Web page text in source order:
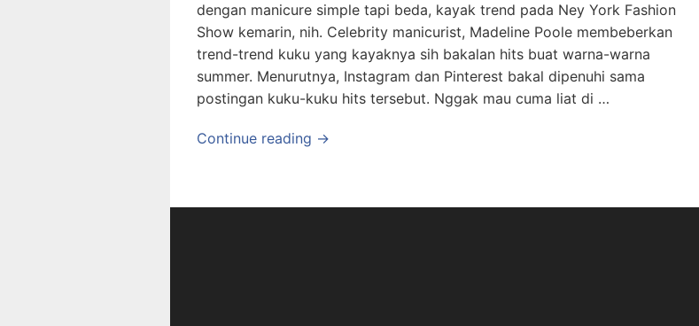
dengan manicure simple tapi beda, kayak trend pada Ney York Fashion
Show kemarin, nih. Celebrity manicurist, Madeline Poole membeberkan
trend-trend kuku yang kayaknya sih bakalan hits buat warna-warna
summer. Menurutnya, Instagram dan Pinterest bakal dipenuhi sama
postingan kuku-kuku hits tersebut. Nggak mau cuma liat di …
Continue reading →